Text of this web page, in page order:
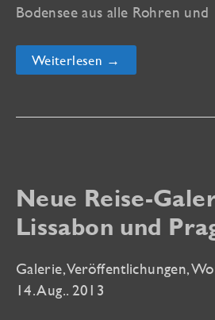
Bodensee aus alle Rohren und
Neue
Reise-
Seenachtfest
Weiterlesen →
Neue Reise-
Lissabon und
Galerie,Veröffentlichungen,
14. Aug.. 2013